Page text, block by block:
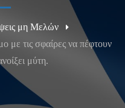
μη Μελών
με τις σφαίρες να πέφτουν
μύτη.